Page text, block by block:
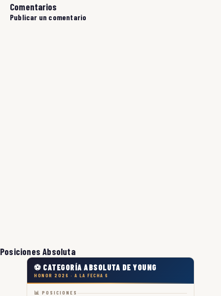
Comentarios
Publicar un comentario
Posiciones Absoluta
⚽ CATEGORÍA ABSOLUTA DE YOUNG
HONOR 2026 · A LA FECHA 6
📊 POSICIONES